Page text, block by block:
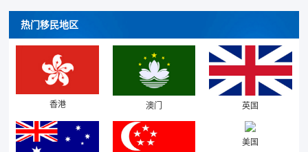
热门移民地区
香港 澳门 英国
美国